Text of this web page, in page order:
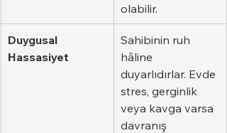
olabilir.
Duygusal
Hassasiyet
Sahibinin ruh
hâline
duyarlıdırlar. Evde
stres, gerginlik
veya kavga varsa
davranış